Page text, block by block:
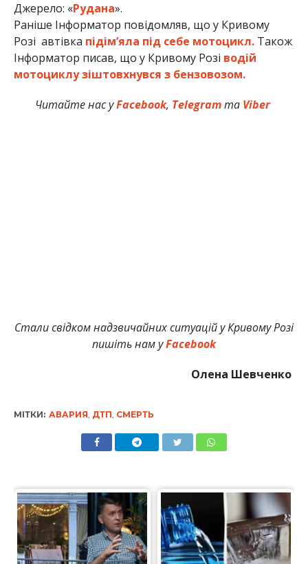
Джерело: «Рудана».
Раніше Інформатор повідомляв, що у Кривому
Розі автівка підім’яла під себе мотоцикл.Також
Інформатор писав, що у Кривому Розі водій
мотоциклу зіштовхнувся з бензовозом.
Читайте нас уFacebook, Telegramта Viber
Стали свідком надзвичайних ситуацій у Кривому Розі
пишіть нам уFacebook
Олена Шевченко
МІТКИ: АВАРИЯ, ДТП, СМЕРТЬ